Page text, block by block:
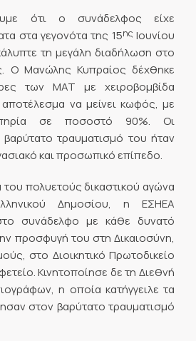
ότι ο συνάδελφος είχε
στα γεγονότα της 15ης Ιουνίου
τη μεγάλη διαδήλωση στο
Ο Μανώλης Κυπραίος δέχθηκε
των ΜΑΤ με χειροβομβίδα
να μείνει κωφός, με
σε ποσοστό 90%. Οι
τραυματισμό του ήταν
και προσωπικό επίπεδο.
του πολυετούς δικαστικού αγώνα
Δημοσίου, η ΕΣΗΕΑ
συνάδελφο με κάθε δυνατό
προσφυγή του στη Δικαιοσύνη,
στο Διοικητικό Πρωτοδικείο
Κινητοποίησε δε τη Διεθνή
η οποία κατήγγειλε τα
στον βαρύτατο τραυματισμό